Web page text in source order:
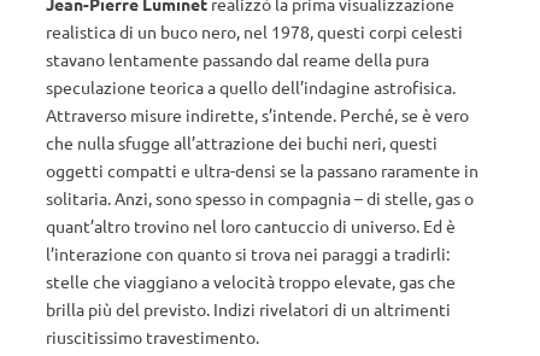
realistica di un buco nero, nel 1978, questi corpi celesti
stavano lentamente passando dal reame della pura
speculazione teorica a quello dell’indagine astrofisica.
Attraverso misure indirette, s’intende. Perché, se è vero
che nulla sfugge all’attrazione dei buchi neri, questi
oggetti compatti e ultra-densi se la passano raramente in
solitaria. Anzi, sono spesso in compagnia – di stelle, gas o
quant’altro trovino nel loro cantuccio di universo. Ed è
l’interazione con quanto si trova nei paraggi a tradirli:
stelle che viaggiano a velocità troppo elevate, gas che
brilla più del previsto. Indizi rivelatori di un altrimenti
riuscitissimo travestimento.